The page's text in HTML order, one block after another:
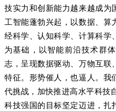
技实力和创新能力越来越成为
工智能蓬勃兴起，以数据、算
经科学、认知科学、计算科学
为基础，以智能前沿技术群
志，呈现数据驱动、万物互联
特征。形势催人，也逼人。我
代挑战，加快推进高水平科技
科技强国的目标坚定迈进，扎